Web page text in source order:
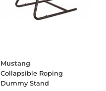
Mustang
Collapsible Roping
Dummy Stand